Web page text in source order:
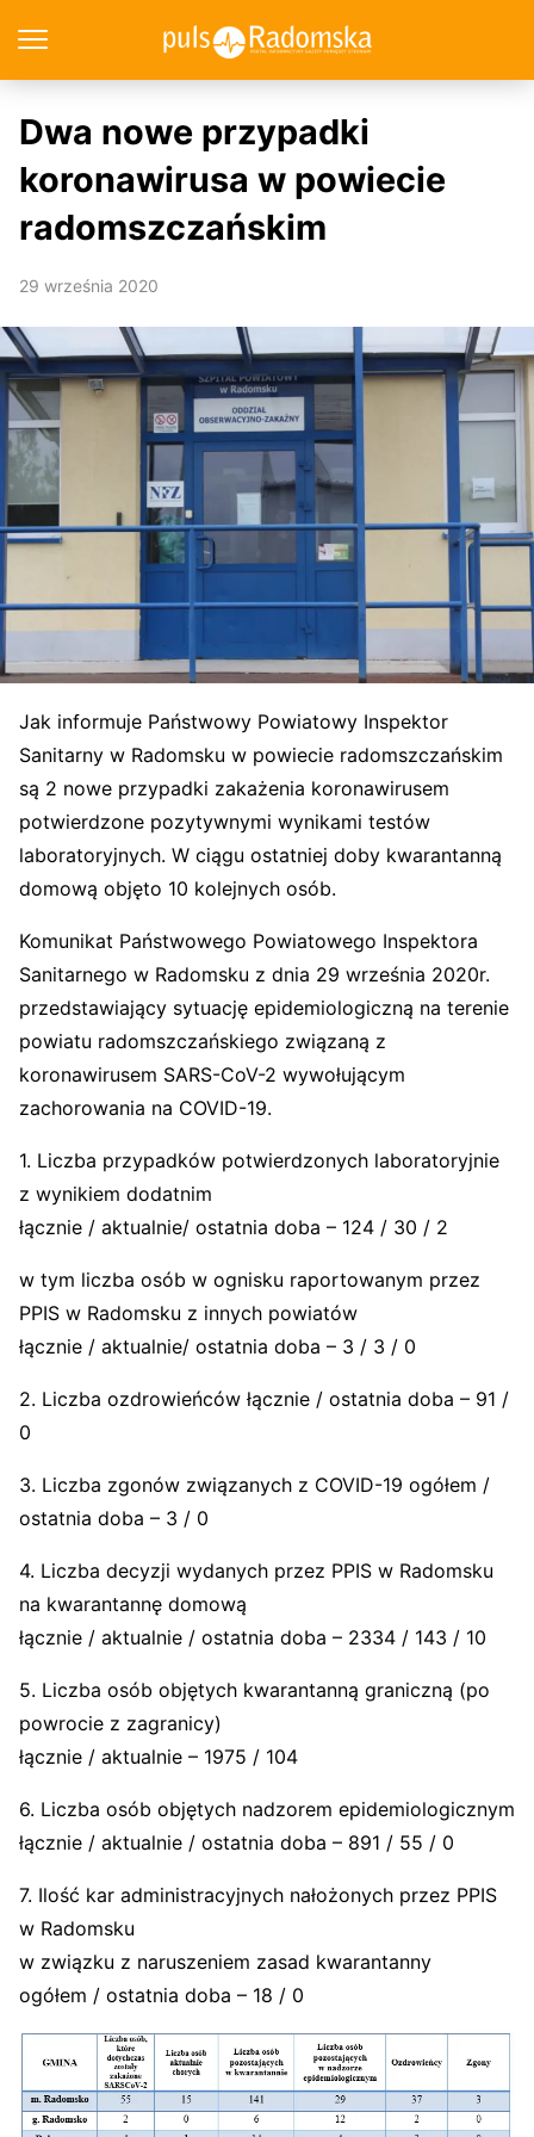
Dwa nowe przypadki
koronawirusa w powiecie
radomszczańskim
29 września 2020
Jak informuje Państwowy Powiatowy Inspektor
Sanitarny w Radomsku w powiecie radomszczańskim
są 2 nowe przypadki zakażenia koronawirusem
potwierdzone pozytywnymi wynikami testów
laboratoryjnych. W ciągu ostatniej doby kwarantanną
domową objęto 10 kolejnych osób.
Komunikat Państwowego Powiatowego Inspektora
Sanitarnego w Radomsku z dnia 29 września 2020r.
przedstawiający sytuację epidemiologiczną na terenie
powiatu radomszczańskiego związaną z
koronawirusem SARS-CoV-2 wywołującym
zachorowania na COVID-19.
1. Liczba przypadków potwierdzonych laboratoryjnie
z wynikiem dodatnim
łącznie / aktualnie/ ostatnia doba – 124 / 30 / 2
w tym liczba osób w ognisku raportowanym przez
PPIS w Radomsku z innych powiatów
łącznie / aktualnie/ ostatnia doba – 3 / 3 / 0
2. Liczba ozdrowieńców łącznie / ostatnia doba – 91 /
0
3. Liczba zgonów związanych z COVID-19 ogółem /
ostatnia doba – 3 / 0
4. Liczba decyzji wydanych przez PPIS w Radomsku
na kwarantannę domową
łącznie / aktualnie / ostatnia doba – 2334 / 143 / 10
5. Liczba osób objętych kwarantanną graniczną (po
powrocie z zagranicy)
łącznie / aktualnie – 1975 / 104
6. Liczba osób objętych nadzorem epidemiologicznym
łącznie / aktualnie / ostatnia doba – 891 / 55 / 0
7. Ilość kar administracyjnych nałożonych przez PPIS
w Radomsku
w związku z naruszeniem zasad kwarantanny
ogółem / ostatnia doba – 18 / 0